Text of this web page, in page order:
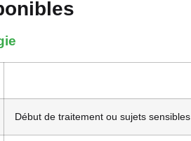
Début de traitement ou sujets sensibles